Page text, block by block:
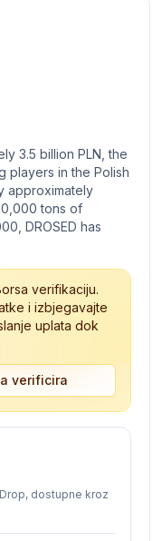
3.5 billion PLN, the
players in the Polish
approximately
tons of
DROSED has
verifikaciju.
i izbjegavajte
uplata dok
verificira
dostupne kroz